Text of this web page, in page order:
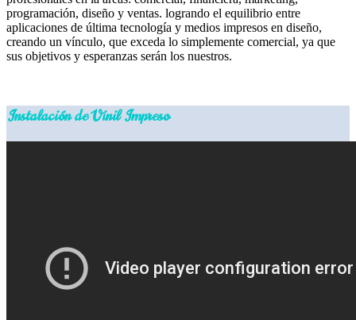
programación, diseño y ventas. logrando el equilibrio entre
aplicaciones de última tecnología y medios impresos en diseño,
creando un vínculo, que exceda lo simplemente comercial, ya que
sus objetivos y esperanzas serán los nuestros.
Instalación de Vinil Impreso